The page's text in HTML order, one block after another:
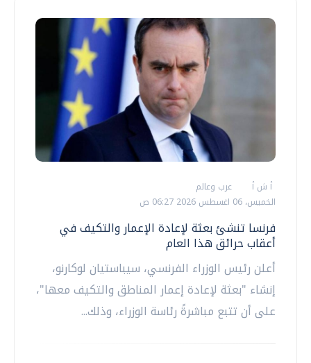
أ ش أ
عرب وعالم
الخميس، 06 اغسطس 2026 06:27 ص
فرنسا تنشئ بعثة لإعادة الإعمار والتكيف في
أعقاب حرائق هذا العام
أعلن رئيس الوزراء الفرنسي، سيباستيان لوكارنو،
إنشاء "بعثة لإعادة إعمار المناطق والتكيف معها"،
على أن تتبع مباشرةً رئاسة الوزراء، وذلك...